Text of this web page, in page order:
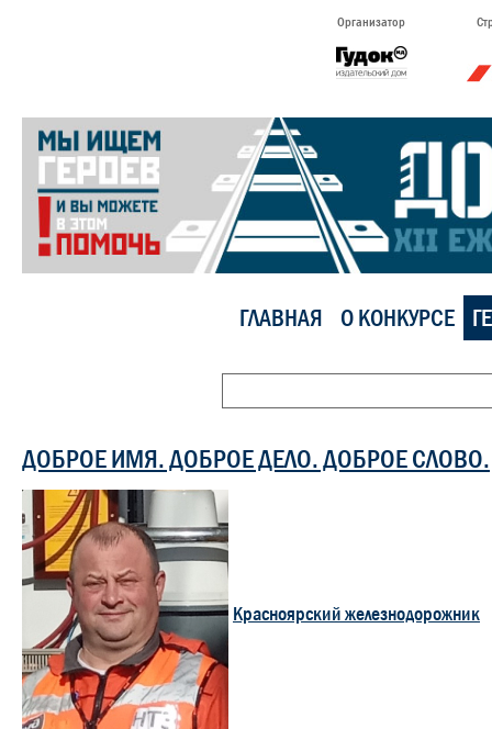
Организатор
ГЛАВНАЯ О КОНКУРСЕ
ДОБРОЕ ИМЯ. ДОБРОЕ ДЕЛО. ДОБРОЕ СЛОВО.
Красноярский железнодорожник